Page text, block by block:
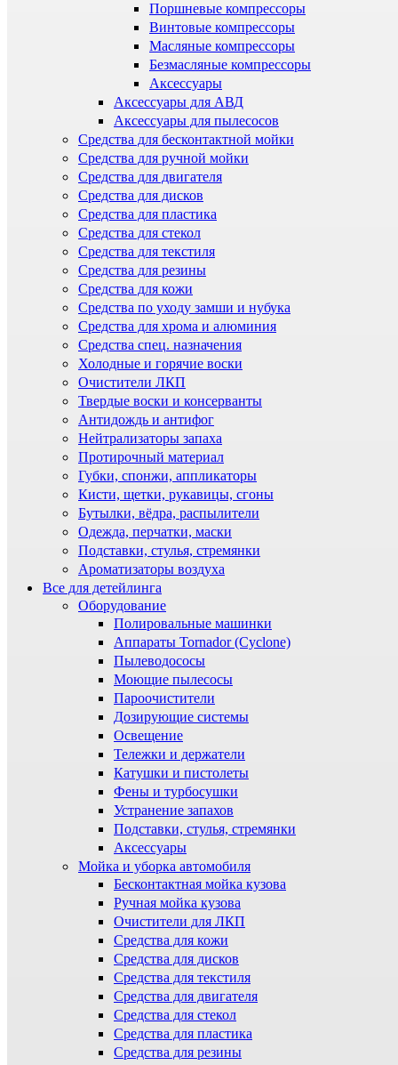
Поршневые компрессоры
Винтовые компрессоры
Масляные компрессоры
Безмасляные компрессоры
Аксессуары
Аксессуары для АВД
Аксессуары для пылесосов
Средства для бесконтактной мойки
Средства для ручной мойки
Средства для двигателя
Средства для дисков
Средства для пластика
Средства для стекол
Средства для текстиля
Средства для резины
Средства для кожи
Средства по уходу замши и нубука
Средства для хрома и алюминия
Средства спец. назначения
Холодные и горячие воски
Очистители ЛКП
Твердые воски и консерванты
Антидождь и антифог
Нейтрализаторы запаха
Протирочный материал
Губки, спонжи, аппликаторы
Кисти, щетки, рукавицы, сгоны
Бутылки, вёдра, распылители
Одежда, перчатки, маски
Подставки, стулья, стремянки
Ароматизаторы воздуха
Все для детейлинга
Оборудование
Полировальные машинки
Аппараты Tornador (Cyclone)
Пылеводососы
Моющие пылесосы
Пароочистители
Дозирующие системы
Освещение
Тележки и держатели
Катушки и пистолеты
Фены и турбосушки
Устранение запахов
Подставки, стулья, стремянки
Аксессуары
Мойка и уборка автомобиля
Бесконтактная мойка кузова
Ручная мойка кузова
Очистители для ЛКП
Средства для кожи
Средства для дисков
Средства для текстиля
Средства для двигателя
Средства для стекол
Средства для пластика
Средства для резины